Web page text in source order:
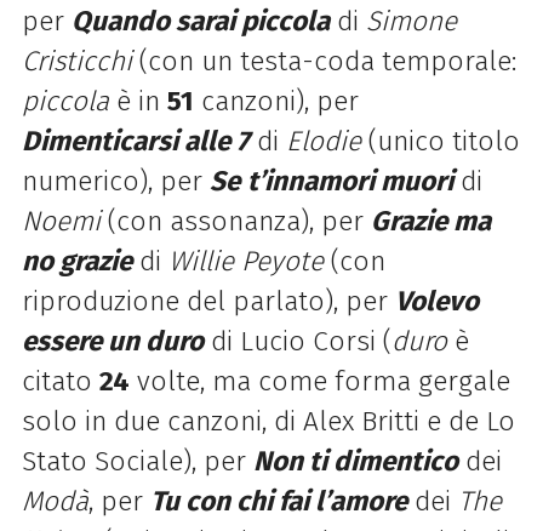
per Quando sarai piccoladi Simone
Cristicchi(con un testa-coda temporale:
piccolaè in 51 canzoni), per
Dimenticarsi alle 7di Elodie(unico titolo
numerico), per Se t’innamori muoridi
Noemi(con assonanza), per Grazie ma
no graziedi Willie Peyote(con
riproduzione del parlato), per Volevo
essere un durodi Lucio Corsi (duroè
citato 24 volte, ma come forma gergale
solo in due canzoni, di Alex Britti e de Lo
Stato Sociale), per Non ti dimenticodei
Modà, per Tu con chi fai l’amoredei The